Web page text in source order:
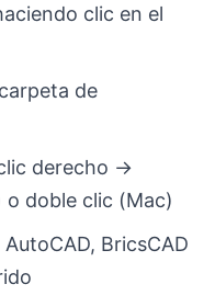
clic en el
de
derecho →
doble clic (Mac)
BricsCAD